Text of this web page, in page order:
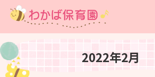
2022年2月